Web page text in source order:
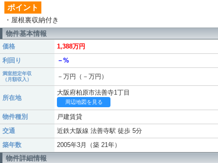
ポイント
・屋根裏収納付き
物件基本情報
価格
1,388万円
利回り
－%
満室想定年収
（月額収入）
－万円（－万円）
所在地
大阪府柏原市法善寺1丁目
周辺地図を見る
物件種別
戸建賃貸
交通
近鉄大阪線 法善寺駅 徒歩 5分
築年数
2005年3月（築 21年）
物件詳細情報